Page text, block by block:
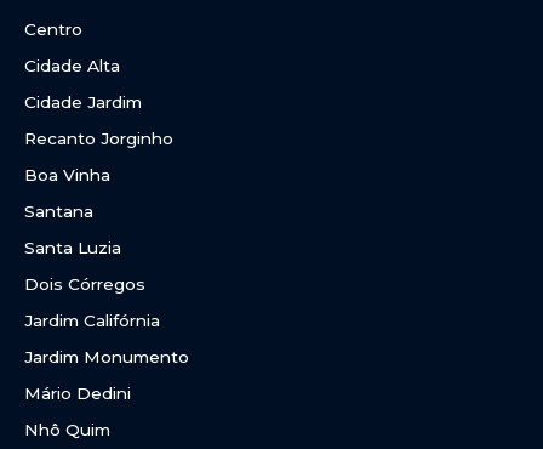
Centro
Cidade Alta
Cidade Jardim
Recanto Jorginho
Boa Vinha
Santana
Santa Luzia
Dois Córregos
Jardim Califórnia
Jardim Monumento
Mário Dedini
Nhô Quim